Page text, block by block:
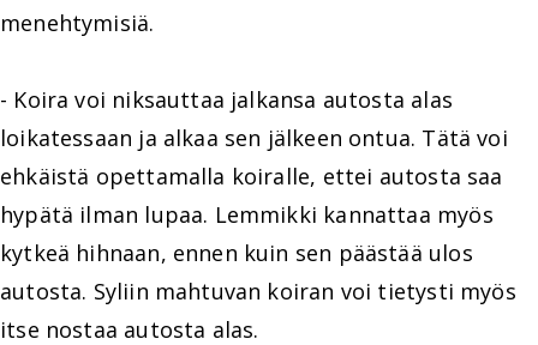
menehtymisiä.
- Koira voi niksauttaa jalkansa autosta alas
loikatessaan ja alkaa sen jälkeen ontua. Tätä voi
ehkäistä opettamalla koiralle, ettei autosta saa
hypätä ilman lupaa. Lemmikki kannattaa myös
kytkeä hihnaan, ennen kuin sen päästää ulos
autosta. Syliin mahtuvan koiran voi tietysti myös
itse nostaa autosta alas.